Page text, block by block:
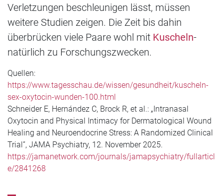
Verletzungen beschleunigen lässt, müssen
weitere Studien zeigen. Die Zeit bis dahin
überbrücken viele Paare wohl mit Kuscheln-
natürlich zu Forschungszwecken.
Quellen:
https://www.tagesschau.de/wissen/gesundheit/kuscheln-
sex-oxytocin-wunden-100.html
Schneider E, Hernández C, Brock R, et al.: „Intranasal
Oxytocin and Physical Intimacy for Dermatological Wound
Healing and Neuroendocrine Stress: A Randomized Clinical
Trial”, JAMA Psychiatry, 12. November 2025.
https://jamanetwork.com/journals/jamapsychiatry/fullarticl
e/2841268